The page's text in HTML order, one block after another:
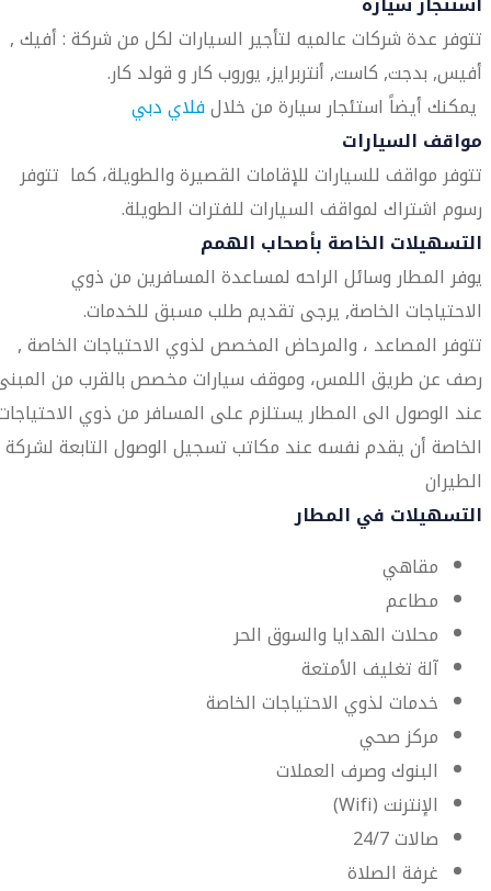
تتوفر عدة شركات عالميه لتأجير السيارات لكل من شركة : أفيك ,
أفيس, بدجت, كاست, أنتربرايز, يوروب كار و قولد كار.
يمكنك أيضاً استئجار سيارة من خلالفلاي دبي
مواقف السيارات
تتوفر مواقف للسيارات للإقامات القصيرة والطويلة، كما تتوفر
رسوم اشتراك لمواقف السيارات للفترات الطويلة.
التسهيلات الخاصة بأصحاب الهمم
يوفر المطار وسائل الراحه لمساعدة المسافرين من ذوي
الاحتياجات الخاصة, يرجى تقديم طلب مسبق للخدمات.
تتوفر المصاعد ، والمرحاض المخصص لذوي الاحتياجات الخاصة ,
رصف عن طريق اللمس، وموقف سيارات مخصص بالقرب من
عند الوصول الى المطار يستلزم على المسافر من ذوي
الخاصة أن يقدم نفسه عند مكاتب تسجيل الوصول التابعة لشركة
الطيران
التسهيلات في المطار
مقاهي
مطاعم
محلات الهدايا والسوق الحر
آلة تغليف الأمتعة
خدمات لذوي الاحتياجات الخاصة
مركز صحي
البنوك وصرف العملات
الإنترنت (Wifi)
صالات 24/7
غرفة الصلاة